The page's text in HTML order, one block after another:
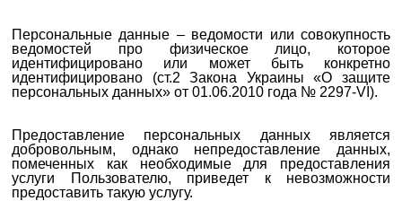
Персональные данные – ведомости или совокупность
ведомостей про физическое лицо, которое
идентифицировано или может быть конкретно
идентифицировано (ст.2 Закона Украины «О защите
персональных данных» от 01.06.2010 года № 2297-VI).
Предоставление персональных данных является
добровольным, однако непредоставление данных,
помеченных как необходимые для предоставления
услуги Пользователю, приведет к невозможности
предоставить такую ​​услугу.